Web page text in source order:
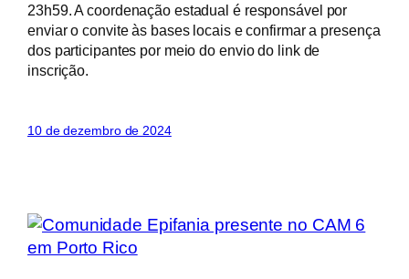
23h59. A coordenação estadual é responsável por
enviar o convite às bases locais e confirmar a presença
dos participantes por meio do envio do link de
inscrição.
10 de dezembro de 2024